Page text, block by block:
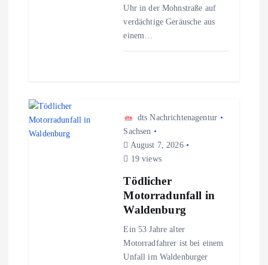
n
Uhr in der Mohnstraße auf
verdächtige Geräusche aus
einem…
dts Nachrichtenagentur
Sachsen
August 7, 2026
19 views
Tödlicher
Motorradunfall in
Waldenburg
Ein 53 Jahre alter
Motorradfahrer ist bei einem
Unfall im Waldenburger